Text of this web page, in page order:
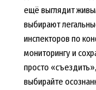
ещё выглядит
выбирают
инспекторов по
мониторингу и
просто
выбирайте